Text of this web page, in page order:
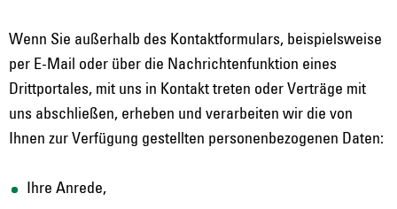
Wenn Sie außerhalb des Kontaktformulars, beispielsweise
per E-Mail oder über die Nachrichtenfunktion eines
Drittportales, mit uns in Kontakt treten oder Verträge mit
uns abschließen, erheben und verarbeiten wir die von
Ihnen zur Verfügung gestellten personenbezogenen Daten:
Ihre Anrede,